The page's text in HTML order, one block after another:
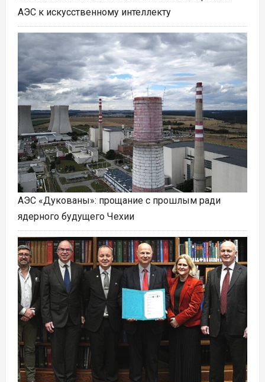
АЭС к искусственному интеллекту
АЭС «Дукованы»: прощание с прошлым ради
ядерного будущего Чехии